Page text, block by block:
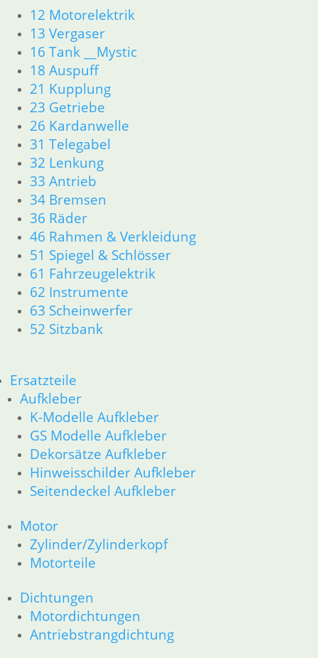
12 Motorelektrik
13 Vergaser
16 Tank __Mystic
18 Auspuff
21 Kupplung
23 Getriebe
26 Kardanwelle
31 Telegabel
32 Lenkung
33 Antrieb
34 Bremsen
36 Räder
46 Rahmen & Verkleidung
51 Spiegel & Schlösser
61 Fahrzeugelektrik
62 Instrumente
63 Scheinwerfer
52 Sitzbank
Ersatzteile
Aufkleber
K-Modelle Aufkleber
GS Modelle Aufkleber
Dekorsätze Aufkleber
Hinweisschilder Aufkleber
Seitendeckel Aufkleber
Motor
Zylinder/Zylinderkopf
Motorteile
Dichtungen
Motordichtungen
Antriebstrangdichtung
63 Scheinwerfer
R80GS ab 1991 bis R100GS PD R80 Basic
11 Motor
Dichtungen
Zylinderkopf
Kolben/Kolbenringe
12 Motorelektrik
13 Vergaser
16 Tank
18 Auspuff
21 Kupplung
23 Getriebe
31 Telegabel
26 Kardanwelle
32 Lenkung
33 Antrieb
36 Räder
34 Bremsen
46 Rahmen & Verkleidung
51 Spiegel & Schlösser __PDR80Basic
52 Sitzbank
62 Instrumente
63 Scheinwerfer
R80G/S R65G/S bis R80ST
11 Motor
Dichtungen
Zylinderkopf
Kolben/Kolbenringe
12 Motorelektrik
13 Vergaser
21 Kupplung
23 Getriebe
31 Telegabel
32 Lenkung
33 Antrieb